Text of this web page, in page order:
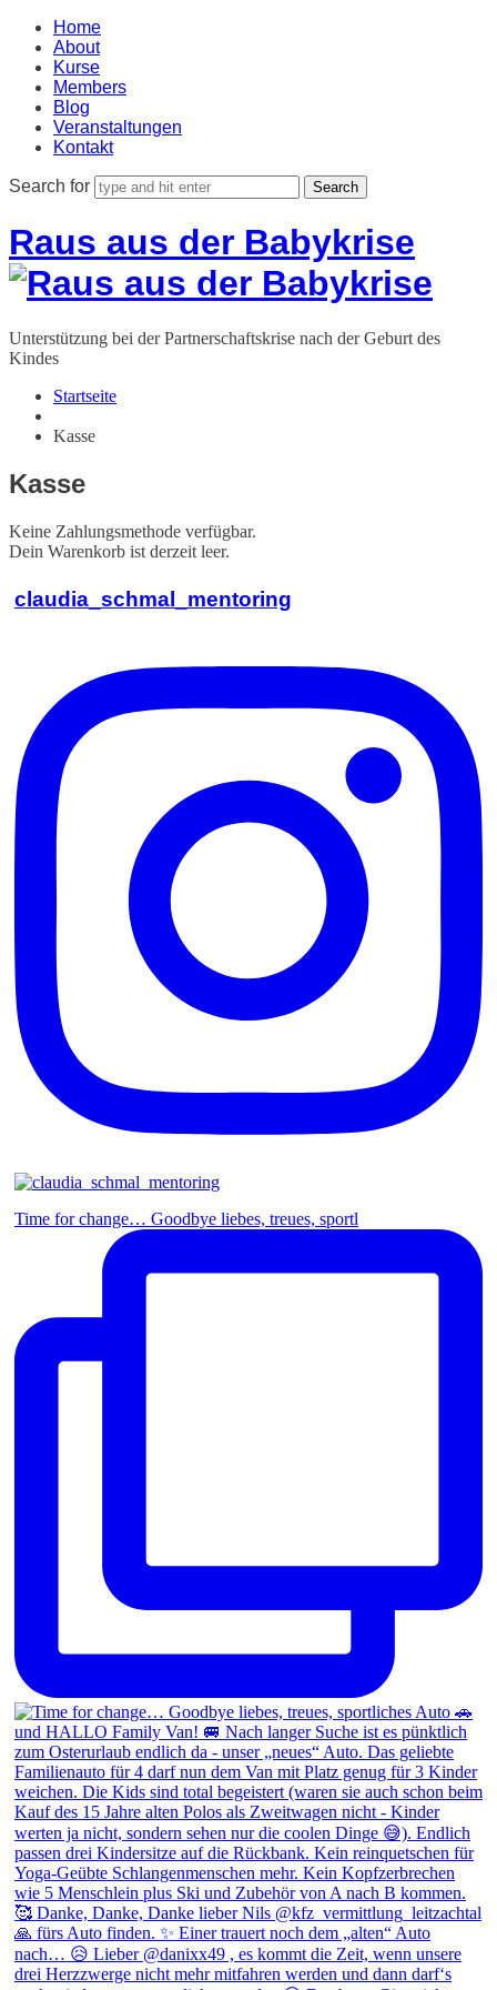
Home
About
Kurse
Members
Blog
Veranstaltungen
Kontakt
Search for
Raus aus der Babykrise
Unterstützung bei der Partnerschaftskrise nach der Geburt des
Kindes
Startseite
Kasse
Kasse
Keine Zahlungsmethode verfügbar.
Dein Warenkorb ist derzeit leer.
claudia_schmal_mentoring
Time for change… Goodbye liebes, treues, sportl